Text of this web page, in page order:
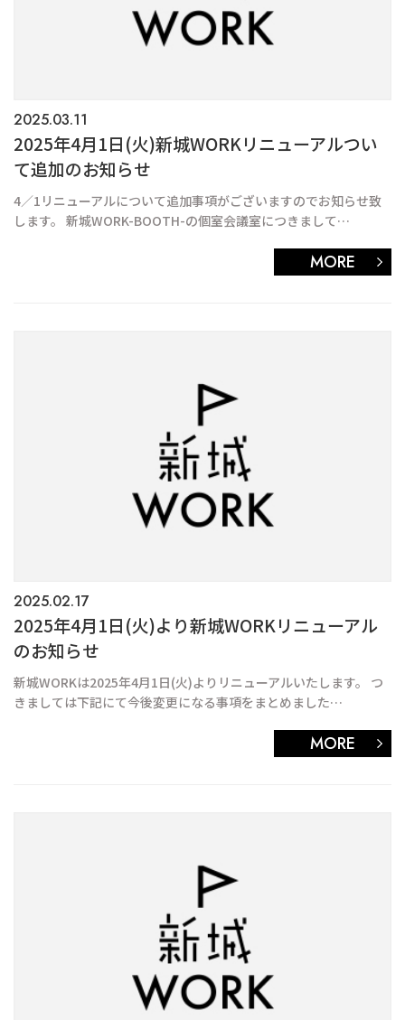
2025.03.11
2025年4月1日(火)新城WORKリニューアルつい
て追加のお知らせ
4／1リニューアルについて追加事項がございますのでお知らせ致
します。 新城WORK-BOOTH-の個室会議室につきまして…
MORE
2025.02.17
2025年4月1日(火)より新城WORKリニューアル
のお知らせ
新城WORKは2025年4月1日(火)よりリニューアルいたします。 つ
きましては下記にて今後変更になる事項をまとめました…
MORE